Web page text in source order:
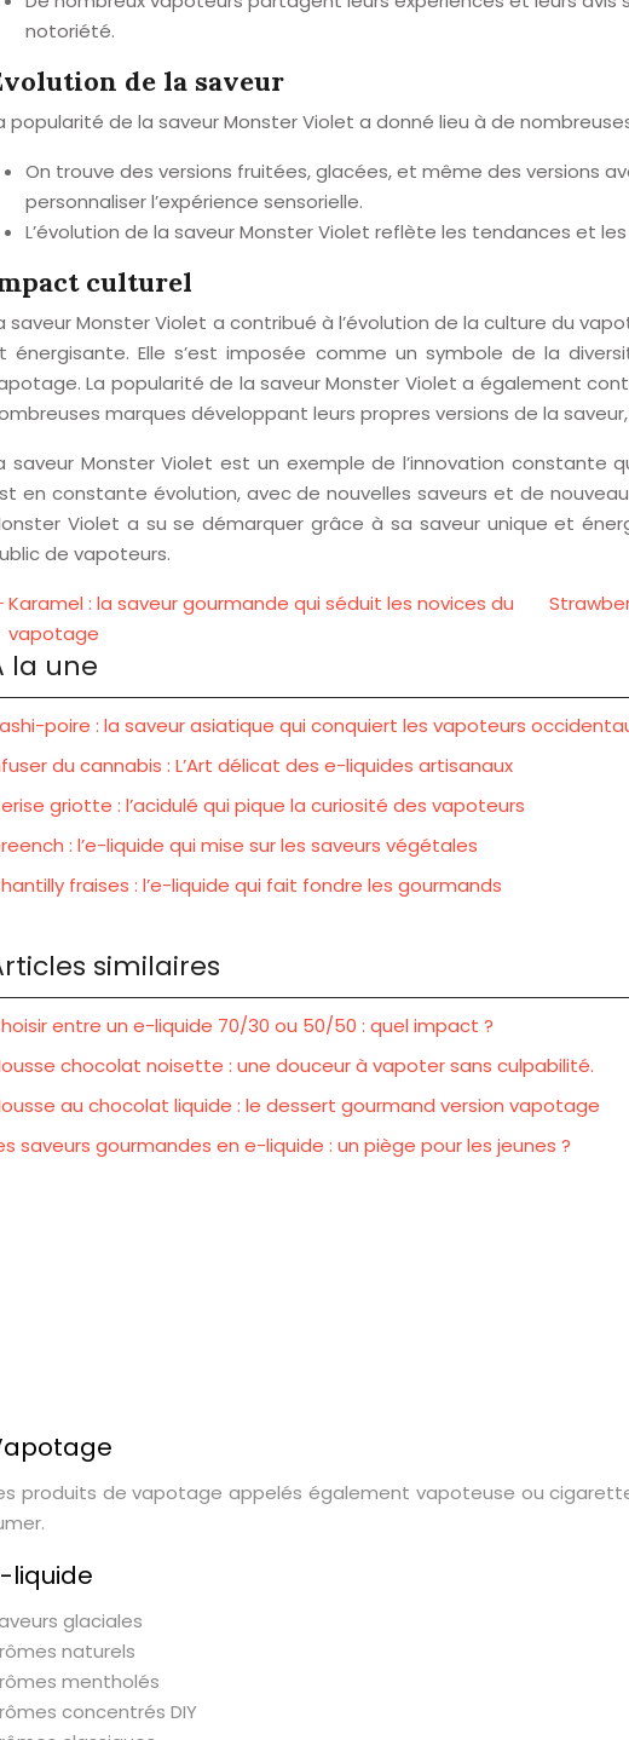
notoriété.
de la saveur
popularité de la saveur Monster Violet a donné lieu à de
On trouve des versions fruitées, glacées, et même des versions
personnaliser l’expérience sensorielle.
L’évolution de la saveur Monster Violet reflète les tendances et
culturel
saveur Monster Violet a contribué à l’évolution de la culture du
énergisante. Elle s’est imposée comme un symbole de la
La popularité de la saveur Monster Violet a également
marques développant leurs propres versions de la
saveur Monster Violet est un exemple de l’innovation constante
en constante évolution, avec de nouvelles saveurs et de
Violet a su se démarquer grâce à sa saveur unique et
de vapoteurs.
Karamel : la saveur gourmande qui séduit les novices du
vapotage
la une
poire : la saveur asiatique qui conquiert les vapoteurs
du cannabis : L’Art délicat des e-liquides artisanaux
griotte : l’acidulé qui pique la curiosité des vapoteurs
: l’e-liquide qui mise sur les saveurs végétales
fraises : l’e-liquide qui fait fondre les gourmands
similaires
entre un e-liquide 70/30 ou 50/50 : quel impact ?
chocolat noisette : une douceur à vapoter sans culpabilité.
au chocolat liquide : le dessert gourmand version vapotage
saveurs gourmandes en e-liquide : un piège pour les jeunes ?
produits de vapotage appelés également vapoteuse ou
liquide
glaciales
naturels
mentholés
concentrés DIY